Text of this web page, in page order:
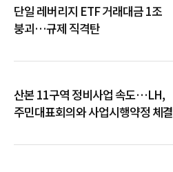
단일 레버리지 ETF 거래대금 1조
붕괴…규제 직격탄
산본 11구역 정비사업 속도…LH,
주민대표회의와 사업시행약정 체결